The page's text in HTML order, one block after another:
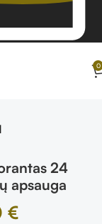
0
24
apsauga
€